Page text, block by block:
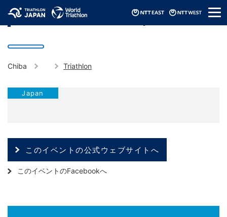
メ
ニ
2024 Asia Triathlon Para Cup Chiba
Chiba Triathlon
Japan
このイベントの公式ウェブサイトへ
このイベントのFacebookへ